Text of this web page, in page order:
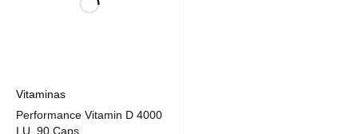
Vitaminas
Performance Vitamin D 4000
I.U. 90 Caps